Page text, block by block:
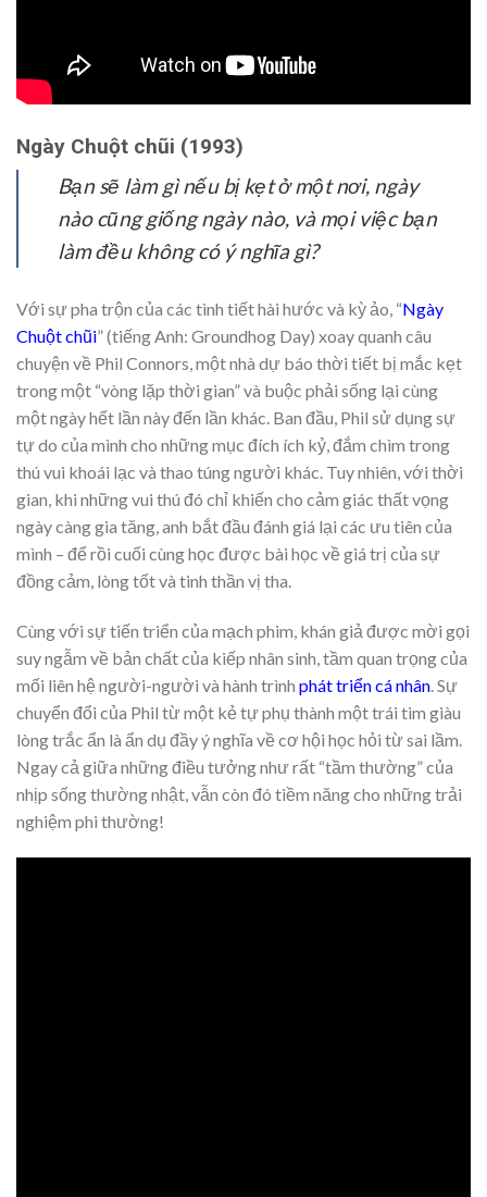
Ngày Chuột chũi (1993)
Bạn sẽ làm gì nếu bị kẹt ở một nơi, ngày
nào cũng giống ngày nào, và mọi việc bạn
làm đều không có ý nghĩa gì?
Với sự pha trộn của các tình tiết hài hước và kỳ ảo, “Ngày
Chuột chũi” (tiếng Anh: Groundhog Day) xoay quanh câu
chuyện về Phil Connors, một nhà dự báo thời tiết bị mắc kẹt
trong một “vòng lặp thời gian” và buộc phải sống lại cùng
một ngày hết lần này đến lần khác. Ban đầu, Phil sử dụng sự
tự do của mình cho những mục đích ích kỷ, đắm chìm trong
thú vui khoái lạc và thao túng người khác. Tuy nhiên, với thời
gian, khi những vui thú đó chỉ khiến cho cảm giác thất vọng
ngày càng gia tăng, anh bắt đầu đánh giá lại các ưu tiên của
mình – để rồi cuối cùng học được bài học về giá trị của sự
đồng cảm, lòng tốt và tinh thần vị tha.
Cùng với sự tiến triển của mạch phim, khán giả được mời gọi
suy ngẫm về bản chất của kiếp nhân sinh, tầm quan trọng của
mối liên hệ người-người và hành trình phát triển cá nhân. Sự
chuyển đổi của Phil từ một kẻ tự phụ thành một trái tim giàu
lòng trắc ẩn là ẩn dụ đầy ý nghĩa về cơ hội học hỏi từ sai lầm.
Ngay cả giữa những điều tưởng như rất “tầm thường” của
nhịp sống thường nhật, vẫn còn đó tiềm năng cho những trải
nghiệm phi thường!